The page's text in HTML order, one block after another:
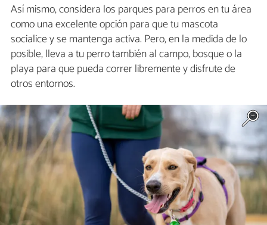
Así mismo, considera los parques para perros en tu área
como una excelente opción para que tu mascota
socialice y se mantenga activa. Pero, en la medida de lo
posible, lleva a tu perro también al campo, bosque o la
playa para que pueda correr libremente y disfrute de
otros entornos.